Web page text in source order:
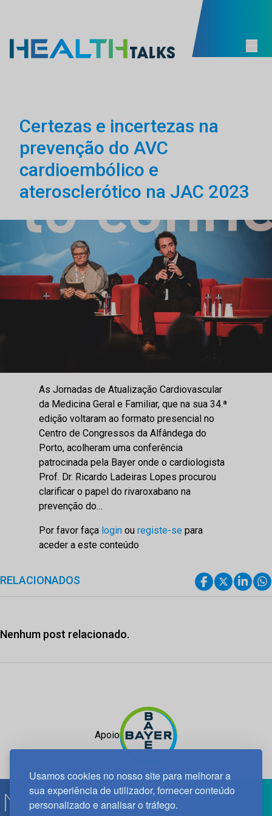
Usamos cookies no nosso site para melhorar a
sua experiência de utilizador, fornecer conteúdo
personalizado e analisar o tráfego.
Certezas e incertezas na
prevenção do AVC
cardioembólico e
aterosclerótico na JAC 2023
As Jornadas de Atualização Cardiovascular
da Medicina Geral e Familiar, que na sua 34.ª
edição voltaram ao formato presencial no
Centro de Congressos da Alfândega do
Porto, acolheram uma conferência
patrocinada pela Bayer onde o cardiologista
Prof. Dr. Ricardo Ladeiras Lopes procurou
clarificar o papel do rivaroxabano na
prevenção do…
Por favor faça login ou registe-se para
aceder a este conteúdo
RELACIONADOS
Nenhum post relacionado.
Apoio